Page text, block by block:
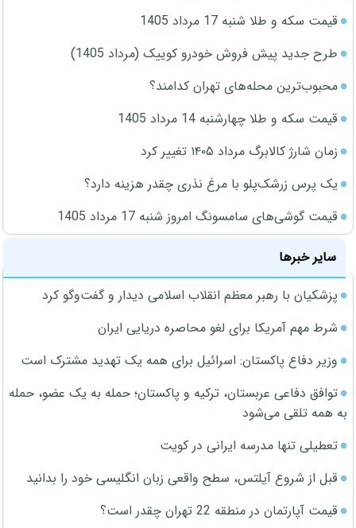
قیمت سکه و طلا شنبه 17 مرداد 1405
طرح جدید پیش فروش خودرو کوییک (مرداد 1405)
محبوب‌ترین محله‌های تهران کدامند؟
قیمت سکه و طلا چهارشنبه 14 مرداد 1405
زمان شارژ کالابرگ مرداد ۱۴۰۵ تغییر کرد
یک پرس زرشک‌پلو با مرغ نذری چقدر هزینه دارد؟
قیمت گوشی‌های سامسونگ امروز شنبه 17 مرداد 1405
سایر خبرها
پزشکیان با رهبر معظم انقلاب اسلامی دیدار و گفت‌وگو کرد
شرط مهم آمریکا برای لغو محاصره دریایی ایران
وزیر دفاع پاکستان: اسرائیل برای همه یک تهدید مشترک است
توافق دفاعی عربستان، ترکیه و پاکستان؛ حمله به یک عضو، حمله
به همه تلقی می‌شود
تعطیلی تنها مدرسه ایرانی در کویت
قبل از شروع آیلتس، سطح واقعی زبان انگلیسی خود را بدانید
قیمت آپارتمان در منطقه 22 تهران چقدر است؟